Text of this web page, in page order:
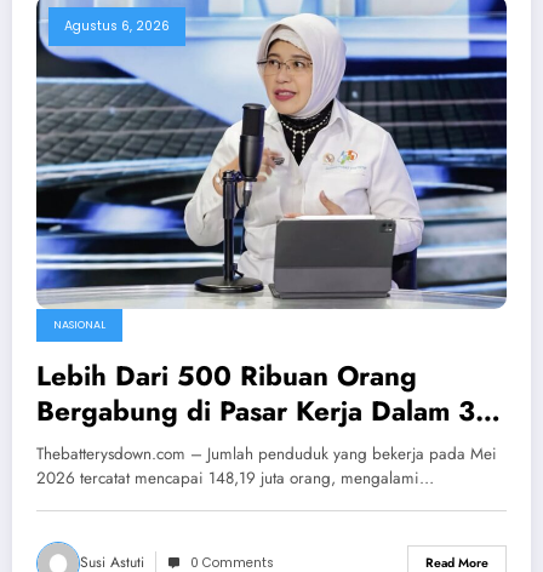
Agustus 6, 2026
NASIONAL
Lebih Dari 500 Ribuan Orang
Bergabung di Pasar Kerja Dalam 3
Bulan
Thebatterysdown.com – Jumlah penduduk yang bekerja pada Mei
2026 tercatat mencapai 148,19 juta orang, mengalami…
Susi Astuti 0 Comments Read More